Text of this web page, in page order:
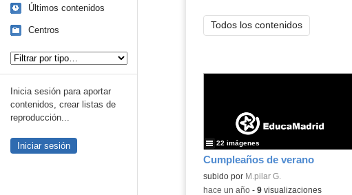
Últimos contenidos
Centros
Inicia sesión para aportar
contenidos, crear listas de
reproducción...
Iniciar sesión
Todos los contenidos
Cumpleaños de verano
subido por M.pilar G.
22 imágenes
-hace un año- 9visualizaciones